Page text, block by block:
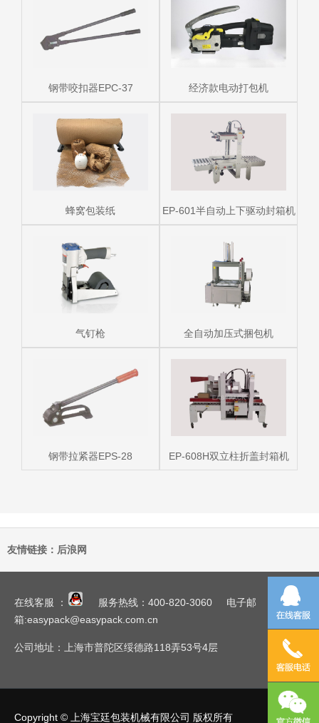
钢带咬扣器EPC-37 经济款电动打包机
蜂窝包装纸 EP-601半自动上下驱动封箱机
气钉枪 全自动加压式捆包机
钢带拉紧器EPS-28 EP-608H双立柱折盖封箱机
友情链接： 后浪网
在线客服 ：
服务热线：400-820-3060 电子邮
箱:easypack@easypack.com.cn
公司地址：上海市普陀区绥德路118弄53号4层
Copyright © 上海宝廷包装机械有限公司 版权所有